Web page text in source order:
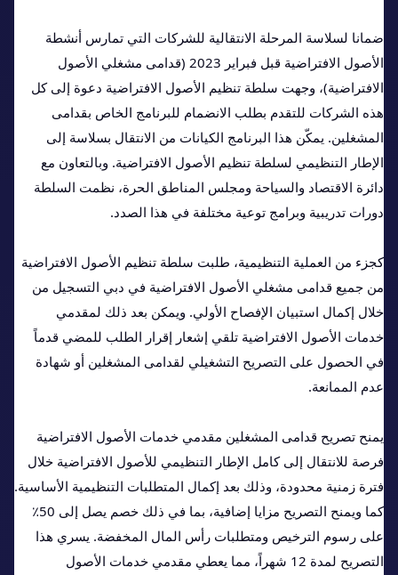
ضمانا لسلاسة المرحلة الانتقالية للشركات التي تمارس أنشطة
الأصول الافتراضية قبل فبراير 2023 (قدامى مشغلي الأصول
الافتراضية)، وجهت سلطة تنظيم الأصول الافتراضية دعوة إلى كل
هذه الشركات للتقدم بطلب الانضمام للبرنامج الخاص بقدامى
المشغلين. يمكّن هذا البرنامج الكيانات من الانتقال بسلاسة إلى
الإطار التنظيمي لسلطة تنظيم الأصول الافتراضية. وبالتعاون مع
دائرة الاقتصاد والسياحة ومجلس المناطق الحرة، نظمت السلطة
دورات تدريبية وبرامج توعية مختلفة في هذا الصدد.
كجزء من العملية التنظيمية، طلبت سلطة تنظيم الأصول الافتراضية
من جميع قدامى مشغلي الأصول الافتراضية في دبي التسجيل من
خلال إكمال استبيان الإفصاح الأولي. ويمكن بعد ذلك لمقدمي
خدمات الأصول الافتراضية تلقي إشعار إقرار الطلب للمضي قدماً
في الحصول على التصريح التشغيلي لقدامى المشغلين أو شهادة
عدم الممانعة.
يمنح تصريح قدامى المشغلين مقدمي خدمات الأصول الافتراضية
فرصة للانتقال إلى كامل الإطار التنظيمي للأصول الافتراضية خلال
فترة زمنية محدودة، وذلك بعد إكمال المتطلبات التنظيمية الأساسية.
كما ويمنح التصريح مزايا إضافية، بما في ذلك خصم يصل إلى 50٪
على رسوم الترخيص ومتطلبات رأس المال المخفضة. يسري هذا
التصريح لمدة 12 شهراً، مما يعطي مقدمي خدمات الأصول